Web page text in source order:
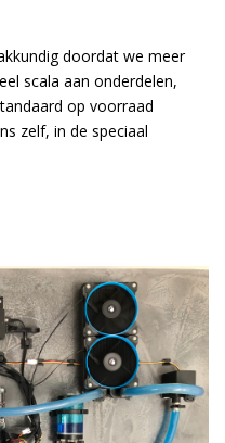
doordat we meer
scala aan onderdelen,
op voorraad
zelf, in de speciaal